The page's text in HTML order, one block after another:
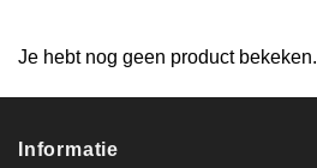
Je hebt nog geen product bekeken.
Informatie